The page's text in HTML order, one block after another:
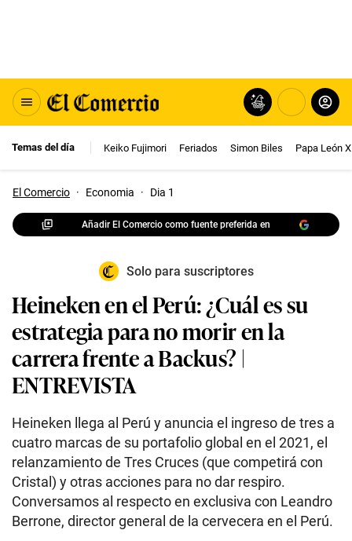
Temas del día Keiko Fujimori Feriados Simon Biles Papa León
El Comercio · Economia · Dia 1
Añadir El Comercio como fuente preferida en
Solo para suscriptores
Heineken en el Perú: ¿Cuál es su
estrategia para no morir en la
carrera frente a Backus? |
ENTREVISTA
Heineken llega al Perú y anuncia el ingreso de tres a
cuatro marcas de su portafolio global en el 2021, el
relanzamiento de Tres Cruces (que competirá con
Cristal) y otras acciones para no dar respiro.
Conversamos al respecto en exclusiva con Leandro
Berrone, director general de la cervecera en el Perú.